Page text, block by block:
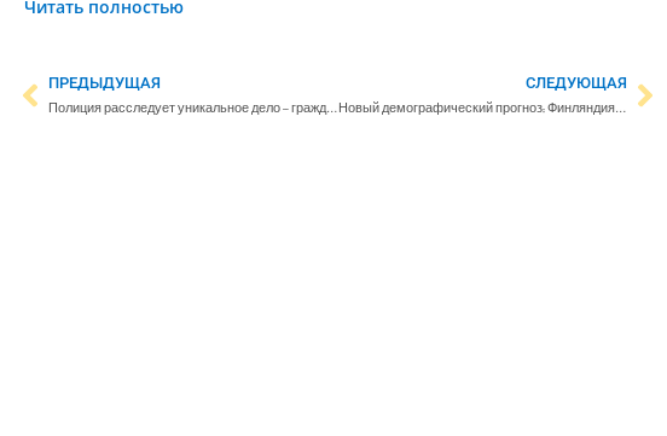
Читать полностью
ПРЕДЫДУЩАЯ
Полиция расследует уникальное дело – граждан Польши подозревают в подрыве банкоматов
СЛЕДУЮЩАЯ
Новый демографический прогноз: Финляндия стремительно стареет и теряет население